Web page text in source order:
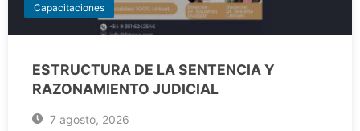
Capacitaciones
ESTRUCTURA DE LA SENTENCIA Y
RAZONAMIENTO JUDICIAL
7 agosto, 2026